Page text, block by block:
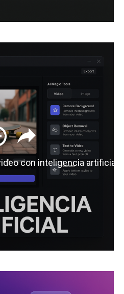
con inteligencia artificial